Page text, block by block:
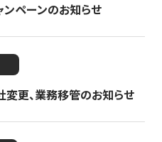
ペーンのお知らせ
変更、業務移管のお知らせ